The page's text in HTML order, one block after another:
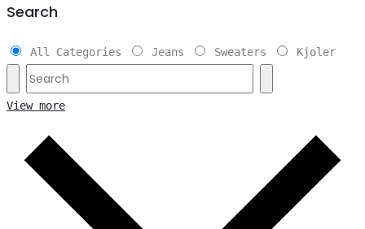
Search
All Categories Jeans Sweaters Kjoler
View more